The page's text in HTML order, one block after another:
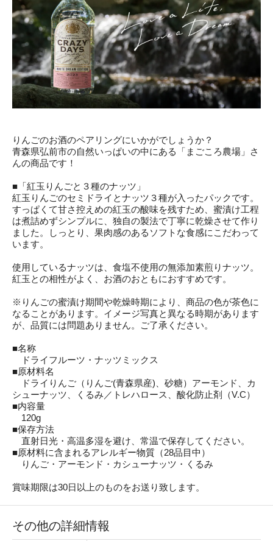
りんごのお酒のペアリングにいかがでしょうか？
青森県弘前市の自然いっぱいの中にある「まごころ農場」さ
んの商品です！
■「紅玉りんごと３種のナッツ」
紅玉りんごのセミドライとナッツ３種が入ったパックです。
すっぱくて甘さ控えめの紅玉の酸味を残すため、蜜漬け工程
は煮詰めずシンプルに、独自の製法で丁寧に乾燥させて作り
ました。しっとり、果肉感のあるソフトな食感にこだわって
います。
使用しているナッツは、食塩不使用の無添加素煎りナッツ。
紅玉との相性がよく、お酒のおともにおすすめです。
※りんごの蜜漬け期間や乾燥時期により、商品の色が茶色に
なることがあります。イメージ写真と異なる時期があります
が、品質には問題ありません。ご了承ください。
■名称
ドライフルーツ・ナッツミックス
■原材料名
ドライりんご（りんご(青森県産)、砂糖）アーモンド、カ
シューナッツ、くるみ／トレハロース、酸化防止剤（V.C）
■内容量
120g
■保存方法
直射日光・高温多湿を避け、常温で保存してください。
■原材料に含まれるアレルギー物質（28品目中）
りんご・アーモンド・カシューナッツ・くるみ
賞味期限は30日以上のものをお送り致します。
その他の詳細情報